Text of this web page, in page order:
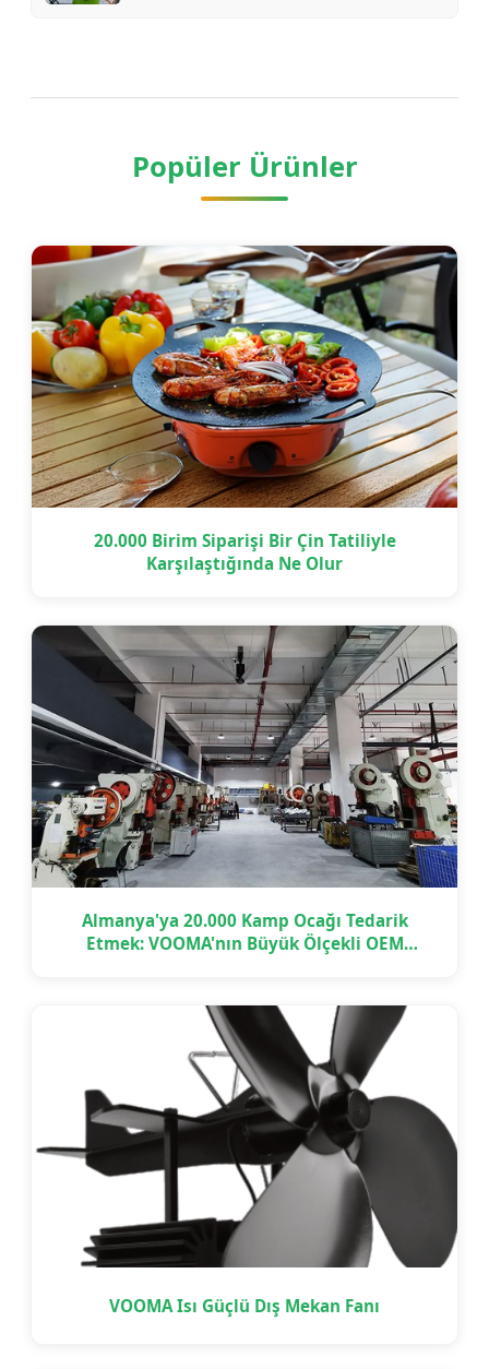
Popüler Ürünler
20.000 Birim Siparişi Bir Çin Tatiliyle
Karşılaştığında Ne Olur
Almanya'ya 20.000 Kamp Ocağı Tedarik
Etmek: VOOMA'nın Büyük Ölçekli OEM
VOOMA Isı Güçlü Dış Mekan Fanı